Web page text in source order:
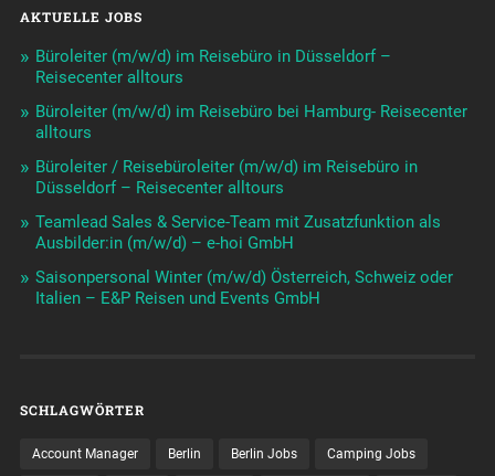
AKTUELLE JOBS
Büroleiter (m/w/d) im Reisebüro in Düsseldorf –
Reisecenter alltours
Büroleiter (m/w/d) im Reisebüro bei Hamburg- Reisecenter
alltours
Büroleiter / Reisebüroleiter (m/w/d) im Reisebüro in
Düsseldorf – Reisecenter alltours
Teamlead Sales & Service-Team mit Zusatzfunktion als
Ausbilder:in (m/w/d) – e-hoi GmbH
Saisonpersonal Winter (m/w/d) Österreich, Schweiz oder
Italien – E&P Reisen und Events GmbH
SCHLAGWÖRTER
Account Manager Berlin Berlin Jobs Camping Jobs